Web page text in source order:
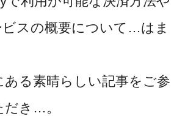
ビスの概要について…はま
ある素晴らしい記事をご参
き…。